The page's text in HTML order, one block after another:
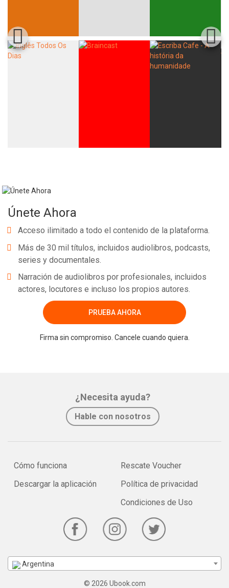
Únete Ahora
Acceso ilimitado a todo el contenido de la plataforma.
Más de 30 mil títulos, incluidos audiolibros, podcasts,
series y documentales.
Narración de audiolibros por profesionales, incluidos
actores, locutores e incluso los propios autores.
PRUEBA AHORA
Firma sin compromiso. Cancele cuando quiera.
¿Necesita ayuda?
Hable con nosotros
Cómo funciona
Descargar la aplicación
Rescate Voucher
Política de privacidad
Condiciones de Uso
Argentina
© 2026 Ubook.com